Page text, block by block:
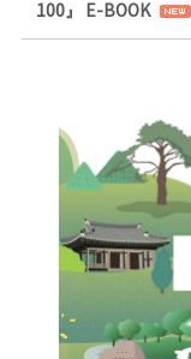
100』 E-BOOK